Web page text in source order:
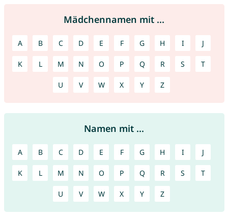
Mädchennamen mit ...
A B C D E F G H I J
K L M N O P Q R S T
U V W X Y Z
Namen mit ...
A B C D E F G H I J
K L M N O P Q R S T
U V W X Y Z